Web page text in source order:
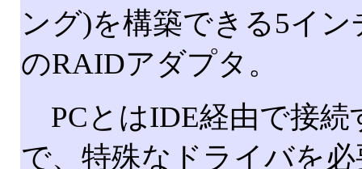
ング)を構築できる5イン
のRAIDアダプタ。
PCとはIDE経由で接続
で、特殊なドライバを